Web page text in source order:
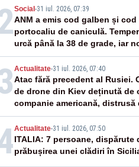
Social -31 iul. 2026, 07:39
ANM a emis cod galben și cod
portocaliu de caniculă.
urcă până la 38 de grade, iar
devin tropicale
Actualitate-31 iul. 2026, 07:40
Atac fără precedent al Rusiei.
de drone din Kiev deținută de
companie americană, distrusă
rachetă rusească
Actualitate-31 iul. 2026, 07:50
ITALIA: 7 persoane, dispărute
prăbușirea unei clădiri în